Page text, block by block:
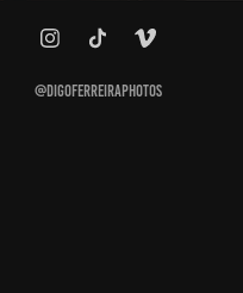
@digoferreiraphotos